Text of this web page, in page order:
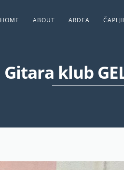
HOME ABOUT ARDEA
Gitara klub